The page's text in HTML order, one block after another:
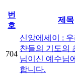
번
호
제목
704
신앙에세이 :
챤들의 기도의
님이신 예수님
합니다.